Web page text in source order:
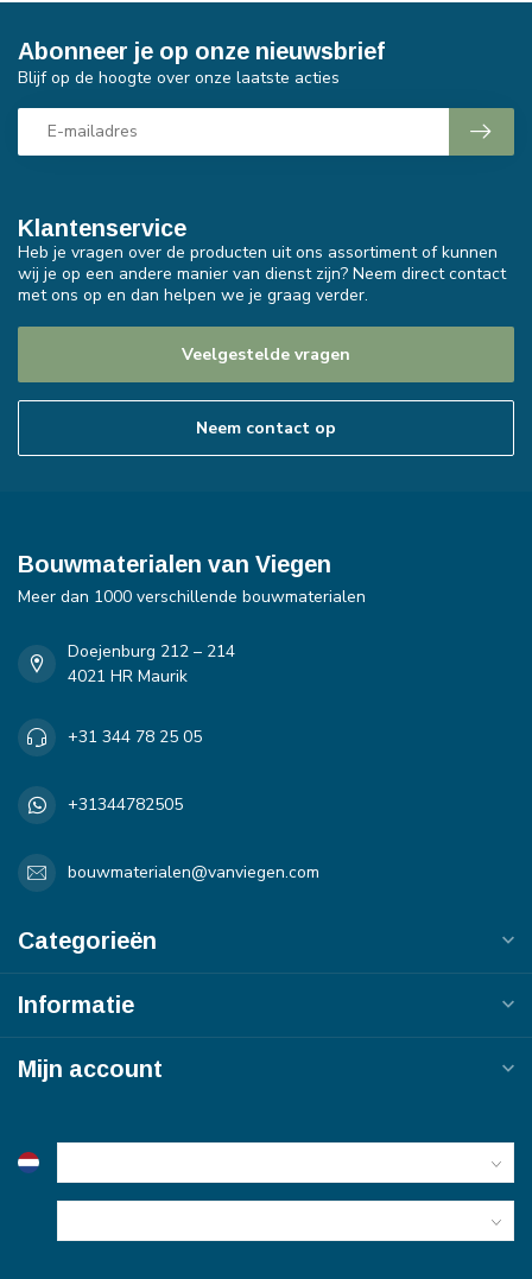
Klantenservice
Heb je vragen over de producten uit ons assortiment of kunnen
wij je op een andere manier van dienst zijn? Neem direct contact
met ons op en dan helpen we je graag verder.
Veelgestelde vragen
Neem contact op
Abonneer je op onze nieuwsbrief
Blijf op de hoogte over onze laatste acties
Bouwmaterialen van Viegen
Meer dan 1000 verschillende bouwmaterialen
Doejenburg 212 – 214
4021 HR Maurik
+31 344 78 25 05
+31344782505
bouwmaterialen@vanviegen.com
Categorieën
Informatie
Mijn account